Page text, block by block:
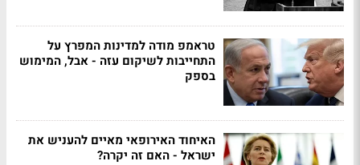
טראמפ מודה למדינות המפרץ על
התחייבות לשיקום עזה - אבל, המימוש
בספק
האיחוד האירופאי מאיים להעניש את
ישראל - האם זה יקרה?